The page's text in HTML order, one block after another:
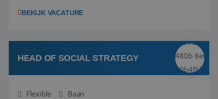
en tarieven waar je collega’s niet uitkomen.
kwaliteitsbewaking van alles wat met IATA te m...
BEKIJK VACATURE
HEAD OF SOCIAL STRATEGY
Flexible Baan